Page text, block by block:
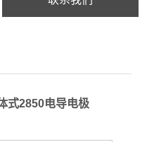
式2850电导电极